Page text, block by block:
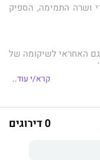
ושרה התמימה, הספיק
גם האחראי לשיקומה של
בנם, כאם יחידה.
המחודש עם שרה,
קרא/י עוד..
0 דירוגים